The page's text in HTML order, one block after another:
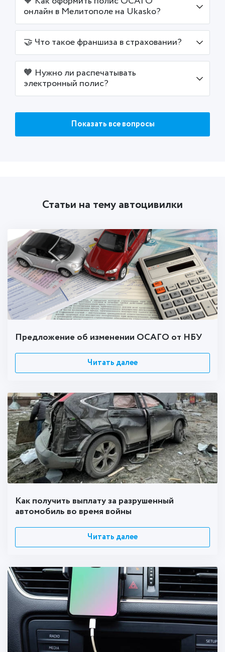
онлайн в Мелитополе на Ukasko?
🤝 Что такое франшиза в страховании?
🧡 Нужно ли распечатывать
электронный полис?
Показать все вопросы
Статьи на тему автоцивилки
Предложение об изменении ОСАГО от НБУ
Читать далее
Как получить выплату за разрушенный
автомобиль во время войны
Читать далее